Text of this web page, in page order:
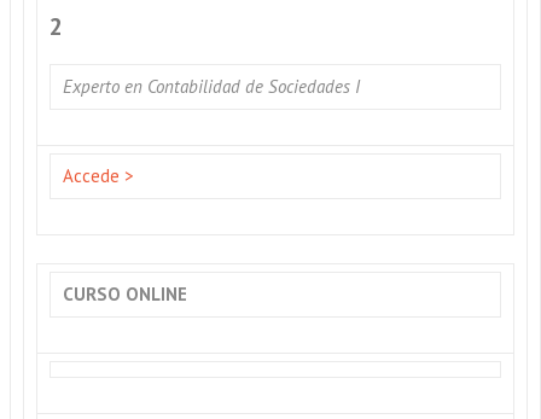
2
Experto en Contabilidad de Sociedades I
Accede >
CURSO ONLINE